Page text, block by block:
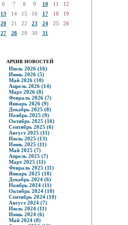
6
7 8 9 10 11
12
13
14 15 16 17 18
19
20
21 22 23 24 25
26
27
28 29 30 31
АРХИВ НОВОСТЕЙ
Июль 2026 (16)
Июнь 2026 (5)
Май 2026 (10)
Апрель 2026 (14)
Март 2026 (8)
Февраль 2026 (7)
Январь 2026 (9)
Декабрь 2025 (8)
Ноябрь 2025 (9)
Октябрь 2025 (16)
Сентябрь 2025 (6)
Август 2025 (11)
Июль 2025 (13)
Июнь 2025 (11)
Май 2025 (7)
Апрель 2025 (7)
Март 2025 (11)
Февраль 2025 (11)
Январь 2025 (10)
Декабрь 2024 (6)
Ноябрь 2024 (11)
Октябрь 2024 (10)
Сентябрь 2024 (10)
Август 2024 (7)
Июль 2024 (11)
Июнь 2024 (6)
Май 2024 (8)